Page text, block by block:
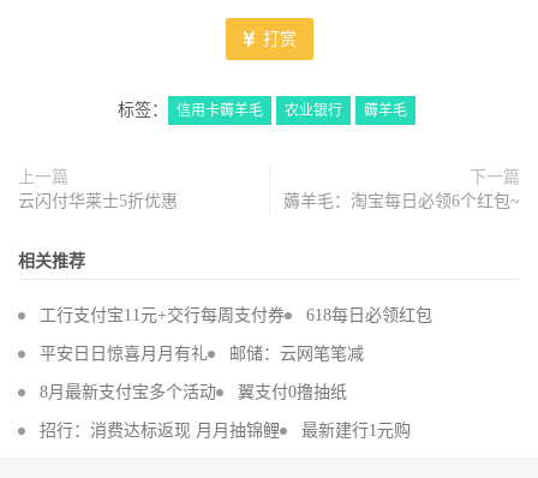
打赏
标签： 信用卡薅羊毛 农业银行 薅羊毛
上一篇
云闪付华莱士5折优惠
下一篇
薅羊毛：淘宝每日必领6个红包~
相关推荐
工行支付宝11元+交行每周支付券 618每日必领红包
平安日日惊喜月月有礼 邮储：云网笔笔减
8月最新支付宝多个活动 翼支付0撸抽纸
招行：消费达标返现 月月抽锦鲤 最新建行1元购